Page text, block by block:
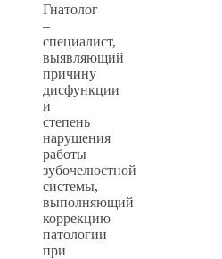
Гнатолог
–
специалист,
выявляющий
причину
дисфункции
и
степень
нарушения
работы
зубочелюстной
системы,
выполняющий
коррекцию
патологии
при